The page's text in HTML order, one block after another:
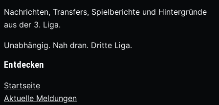
Nachrichten, Transfers, Spielberichte und Hintergründe
aus der 3. Liga.
Unabhängig. Nah dran. Dritte Liga.
Entdecken
Startseite
Aktuelle Meldungen